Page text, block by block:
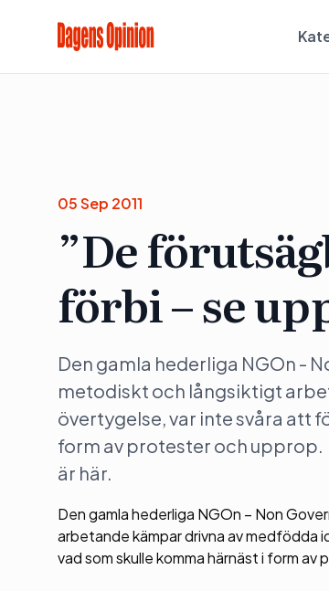
05 Sep 2011
”De
förbi – se
Den gamla hederliga NGOn -
metodiskt och långsiktigt
övertygelse, var inte svåra att
form av protester och upprop.
är här.
Den gamla hederliga NGOn – Non
arbetande kämpar drivna av medfödda
vad som skulle komma härnäst i form